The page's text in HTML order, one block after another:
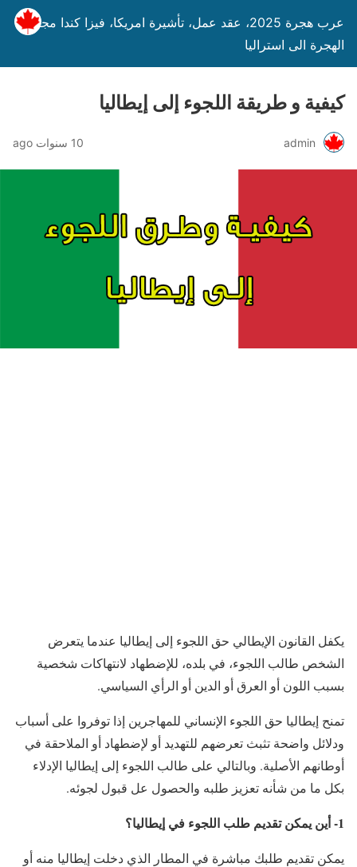
عرب هجرة 2025، عقد عمل، تأشيرة امريكا، فيزا كندا مجانا،
الهجرة الى استراليا
كيفية و طريقة اللجوء إلى إيطاليا
admin 10 سنوات ago
يكفل القانون الإيطالي حق اللجوء إلى إيطاليا عندما يتعرض
الشخص طالب اللجوء، في بلده، للإضطهاد لانتهاكات شخصية
بسبب اللون أو العرق أو الدين أو الرأي السياسي.
تمنح إيطاليا حق اللجوء الإنساني للمهاجرين إذا توفروا على أسباب
ودلائل واضحة تثبث تعرضهم للتهديد أو لإضطهاد أو الملاحقة في
أوطانهم الأصلية. وبالتالي على طالب اللجوء إلى إيطاليا الإدلاء
بكل ما من شأنه تعزيز طلبه والحصول عل قبول لجوئه.
1- أين يمكن تقديم طلب اللجوء في إيطاليا؟
يمكن تقديم طلبك مباشرة في المطار الذي دخلت إيطاليا منه أو